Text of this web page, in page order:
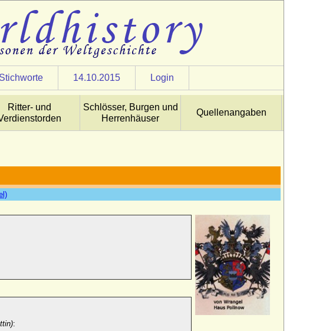
Stichworte 14.10.2015 Login
Ritter- und
Schlösser, Burgen und
Herrenhäuser
Quellenangaben
: